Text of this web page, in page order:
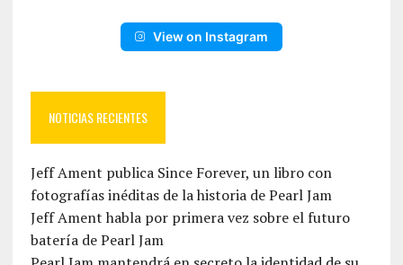
View on Instagram
NOTICIAS RECIENTES
Jeff Ament publica Since Forever, un libro con
fotografías inéditas de la historia de Pearl Jam
Jeff Ament habla por primera vez sobre el futuro
batería de Pearl Jam